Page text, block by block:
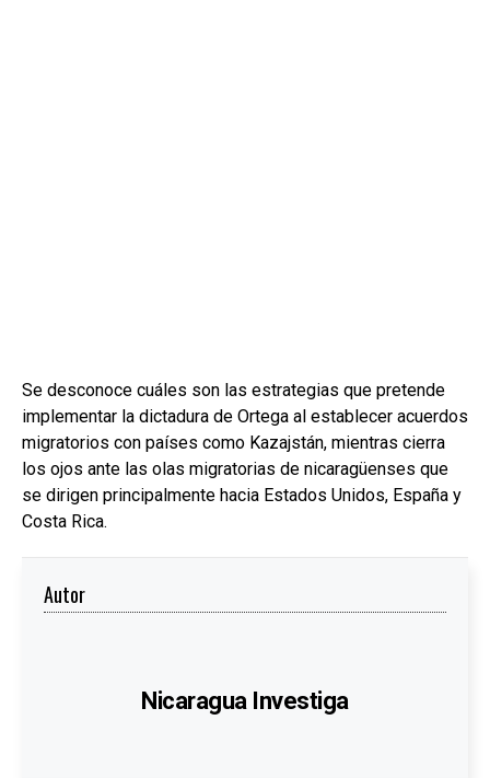
Se desconoce cuáles son las estrategias que pretende
implementar la dictadura de Ortega al establecer acuerdos
migratorios con países como Kazajstán, mientras cierra
los ojos ante las olas migratorias de nicaragüenses que
se dirigen principalmente hacia Estados Unidos, España y
Costa Rica.
Autor
Nicaragua Investiga